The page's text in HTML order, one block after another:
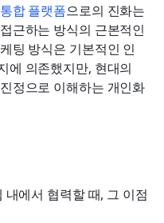
통합 플랫폼으로의 진화는
근하는 방식의 근본적인
팅 방식은 기본적인 인
에 의존했지만, 현대의
정으로 이해하는 개인화
에서 협력할 때, 그 이점